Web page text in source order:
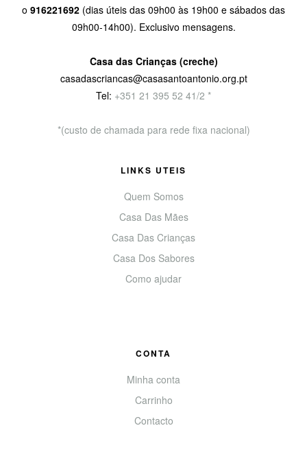
o 916221692 (dias úteis das 09h00 às 19h00 e sábados das
09h00-14h00). Exclusivo mensagens.
Casa das Crianças (creche)
casadascriancas@casasantoantonio.org.pt
Tel: +351 21 395 52 41/2 *
*(custo de chamada para rede fixa nacional)
LINKS UTEIS
Quem Somos
Casa Das Mães
Casa Das Crianças
Casa Dos Sabores
Como ajudar
CONTA
Minha conta
Carrinho
Contacto